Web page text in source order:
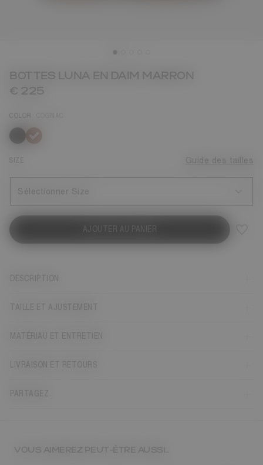
BOTTES LUNA EN DAIM MARRON
€ 225
COLOR
sélectionné
SIZE Guide des tailles
Sélectionner Size
AJOUTER AU PANIER
DESCRIPTION
TAILLE ET AJUSTEMENT
MATÉRIAU ET ENTRETIEN
LIVRAISON ET RETOURS
PARTAGEZ
VOUS AIMEREZ PEUT-ÊTRE AUSSI…